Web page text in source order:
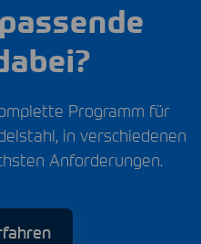
Programm für
in verschiedenen
Anforderungen.